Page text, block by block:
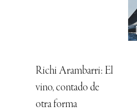
Richi Arambarri: El
vino, contado de
otra forma